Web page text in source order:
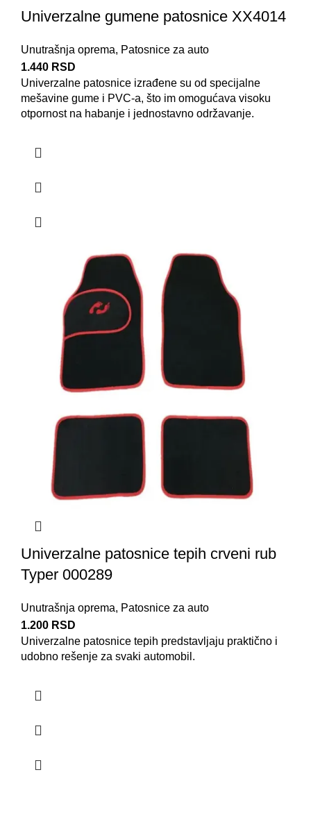
Univerzalne gumene patosnice XX4014
Unutrašnja oprema, Patosnice za auto
1.440 RSD
Univerzalne patosnice izrađene su od specijalne
mešavine gume i PVC-a, što im omogućava visoku
otpornost na habanje i jednostavno održavanje.
Univerzalne patosnice tepih crveni rub
Typer 000289
Unutrašnja oprema, Patosnice za auto
1.200 RSD
Univerzalne patosnice tepih predstavljaju praktično i
udobno rešenje za svaki automobil.